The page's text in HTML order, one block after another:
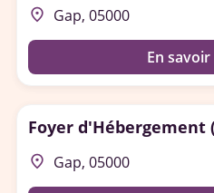
place Gap, 05000
En
Foyer d'Hébergement
place Gap, 05000